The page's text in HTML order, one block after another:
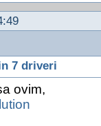
7 driveri
ovim,